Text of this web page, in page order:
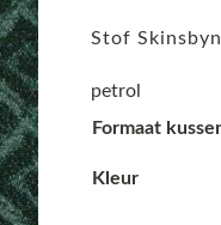
Stof
petrol
Formaat
Kleur